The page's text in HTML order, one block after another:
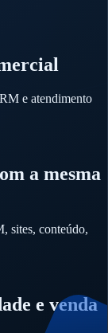
e atendimento
a mesma
sites, conteúdo,
e venda